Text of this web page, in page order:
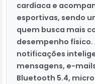
cardíaca e
esportivas, sendo
quem busca mais
desempenho físico.
notificações
mensagens, e-
Bluetooth 5.4,